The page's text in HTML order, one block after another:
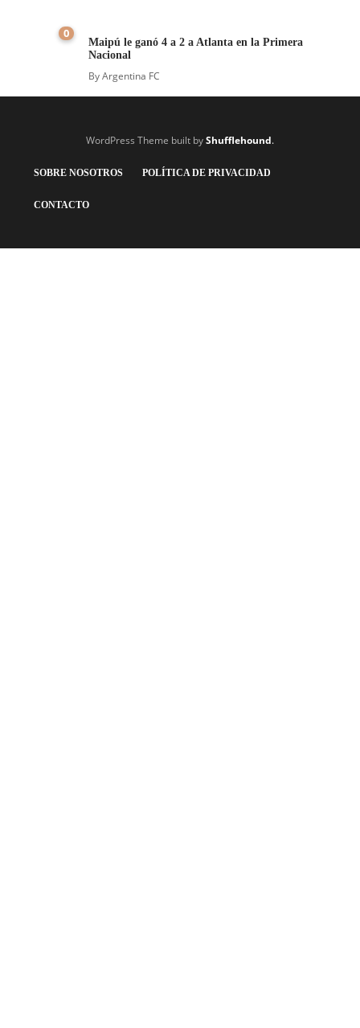
0
Maipú le ganó 4 a 2 a Atlanta en la Primera
Nacional
ByArgentina FC
WordPress Theme built byShufflehound.
SOBRE NOSOTROS POLÍTICA DE PRIVACIDAD
CONTACTO